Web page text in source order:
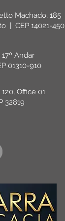
Machado, 185
| CEP 14021-450
Andar
01310-910
Office 01
32819